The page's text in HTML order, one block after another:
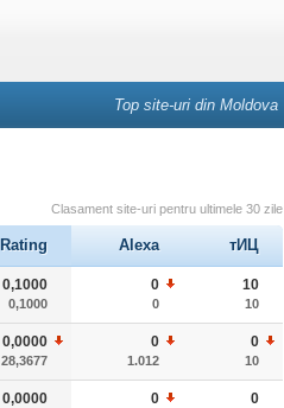
Top site-uri din Moldova
Clasament site-uri pentru ultimele 30 zile
Rating Alexa тИЦ
0,1000
0,1000
0
0
10
10
0,0000
28,3677
0
1.012
0
10
0,0000 0 0